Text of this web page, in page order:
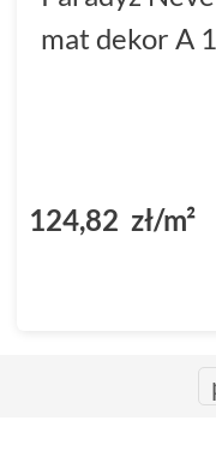
mat dekor A
124,82 zł/m²